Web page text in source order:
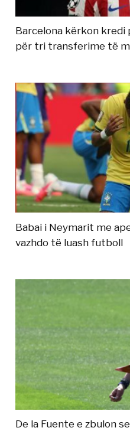
Barcelona kërkon kredi
për tri transferime të
Babai i Neymarit me
vazhdo të luash futboll
De la Fuente e zbulon